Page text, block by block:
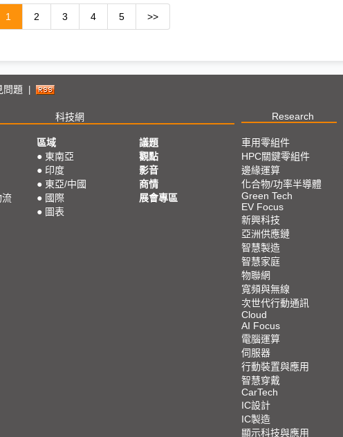
1 2 3 4 5 >>
問題 |
科技網 Research
流
區域
● 東南亞
● 印度
● 東亞/中國
● 國際
● 圖表
議題
觀點
影音
商情
展會專區
車用零組件
HPC關鍵零組件
邊緣運算
化合物/功率半導體
Green Tech
EV Focus
新興科技
亞洲供應鏈
智慧製造
智慧家庭
物聯網
寬頻與無線
次世代行動通訊
Cloud
AI Focus
電腦運算
伺服器
行動裝置與應用
智慧穿戴
CarTech
IC設計
IC製造
顯示科技與應用